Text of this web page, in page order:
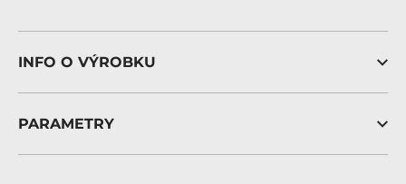
INFO O VÝROBKU
PARAMETRY